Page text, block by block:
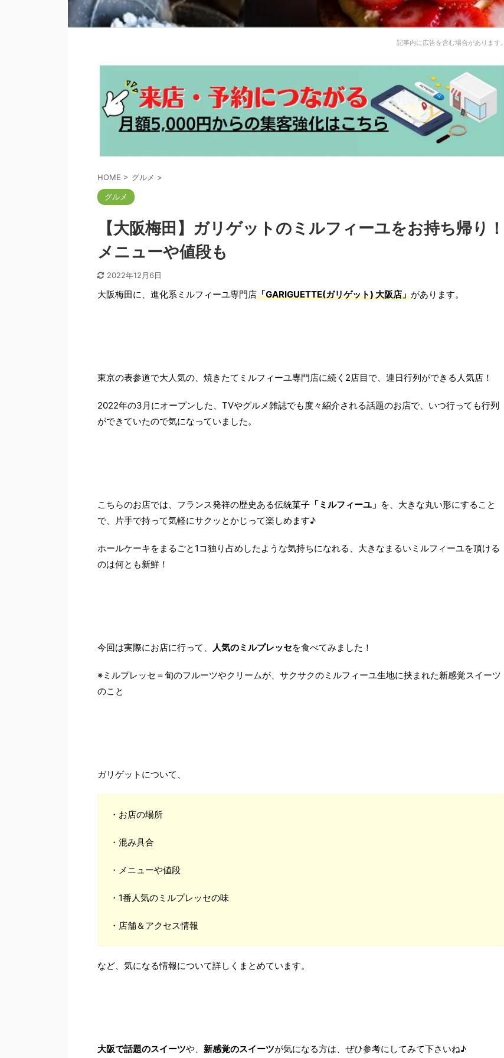
記事内に広告を含む場合があります。
HOME > グルメ >
グルメ
【大阪梅田】ガリゲットのミルフィーユをお持ち帰り！
メニューや値段も
2022年12月6日
大阪梅田に、進化系ミルフィーユ専門店「GARIGUETTE(ガリゲット) 大阪店」があります。
東京の表参道で大人気の、焼きたてミルフィーユ専門店に続く2店目で、連日行列ができる人気店！
2022年の3月にオープンした、TVやグルメ雑誌でも度々紹介される話題のお店で、いつ行っても行列
ができていたので気になっていました。
こちらのお店では、フランス発祥の歴史ある伝統菓子 「ミルフィーユ」 を、大きな丸い形にすること
で、片手で持って気軽にサクッとかじって楽しめます♪
ホールケーキをまるごと1コ独り占めしたような気持ちになれる、大きなまるいミルフィーユを頂ける
のは何とも新鮮！
今回は実際にお店に行って、 人気のミルプレッセを食べてみました！
※ミルプレッセ＝旬のフルーツやクリームが、サクサクのミルフィーユ生地に挟まれた新感覚スイーツ
のこと
ガリゲットについて、
・お店の場所
・混み具合
・メニューや値段
・1番人気のミルプレッセの味
・店舗＆アクセス情報
など、気になる情報について詳しくまとめています。
大阪で話題のスイーツや、 新感覚のスイーツが気になる方は、ぜひ参考にしてみて下さいね♪